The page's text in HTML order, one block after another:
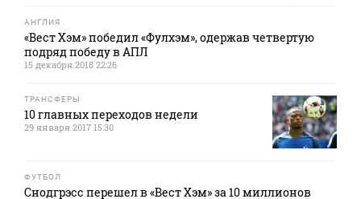
АНГЛИЯ
«Вест Хэм» победил «Фулхэм», одержав четвертую
подряд победу в АПЛ
15 декабря 2018 22:26
ТРАНСФЕРЫ
10 главных переходов недели
29 января 2017 15:30
ФУТБОЛ
Снодгрэсс перешел в «Вест Хэм» за 10 миллионов